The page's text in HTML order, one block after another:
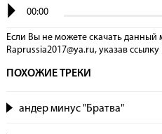
00:00
Если Вы не можете скачать
Raprussia2017@ya.ru, указав
ПОХОЖИЕ ТРЕКИ
андер минус "Братва"